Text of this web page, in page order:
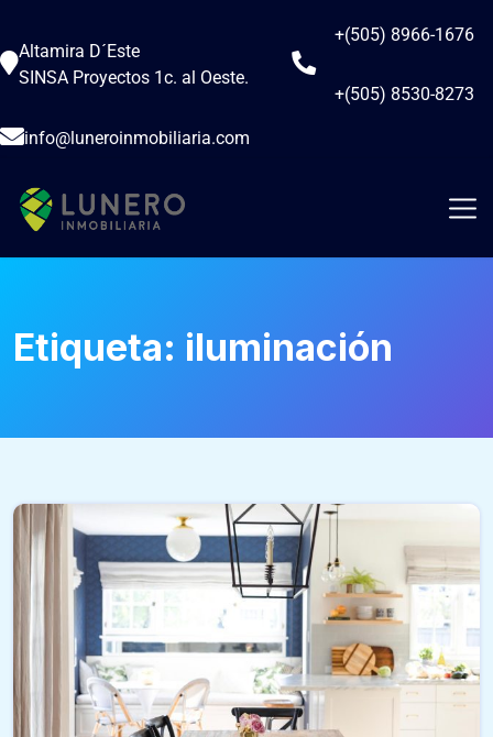
Altamira D´Este
SINSA Proyectos 1c. al Oeste.
+(505) 8966-1676
+(505) 8530-8273
info@luneroinmobiliaria.com
Etiqueta: iluminación